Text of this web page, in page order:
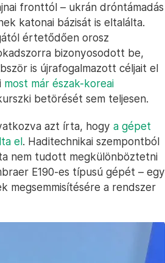
fronttól – ukrán dróntámadás
katonai bázisát is eltalálta.
értetődően orosz
bizonyosodott be,
is újrafogalmazott céljait el
most már észak-koreai
betörését sem teljesen.
azt írta, hogy a gépet
el. Haditechnikai szempontból
nem tudott megkülönböztetni
E190-es típusú gépét – egy
megsemmisítésére a rendszer